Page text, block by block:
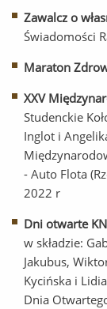
Zawalcz o
Świadomości
Maraton
XXV
Studenckie
Inglot i
- Auto Flota
2022 r
Dni otwarte
w składzie:
Jakubus,
Kycińska i
Dnia